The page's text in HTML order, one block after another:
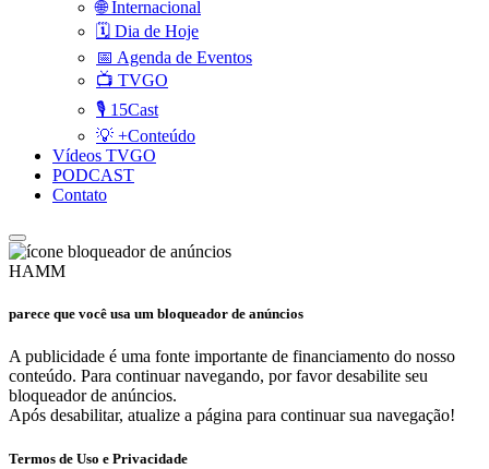
🌐 Internacional
🗓️ Dia de Hoje
📅 Agenda de Eventos
📺 TVGO
🎙️ 15Cast
💡 +Conteúdo
Vídeos TVGO
PODCAST
Contato
HAMM
parece que você usa um bloqueador de anúncios
A publicidade é uma fonte importante de financiamento do nosso
conteúdo. Para continuar navegando, por favor desabilite seu
bloqueador de anúncios.
Após desabilitar, atualize a página para continuar sua navegação!
Termos de Uso e Privacidade